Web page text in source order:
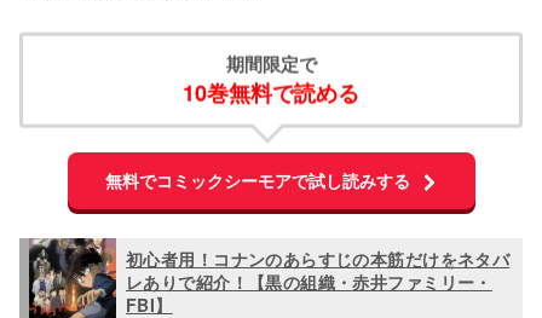
期間限定で
10巻無料で読める
無料でコミックシーモアで試し読みする
初心者用！コナンのあらすじの本筋だけをネタバ
レありで紹介！【黒の組織・赤井ファミリー・
FBI】